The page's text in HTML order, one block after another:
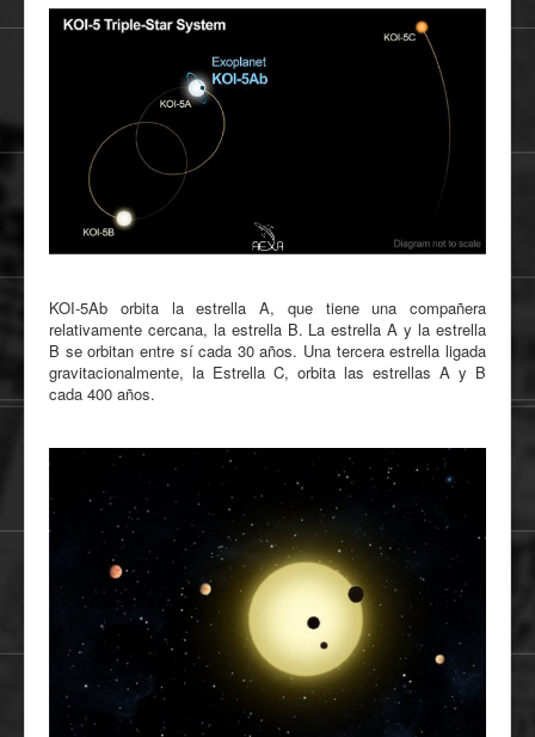
KOI-5Ab orbita la estrella A, que tiene una compañera
relativamente cercana, la estrella B. La estrella A y la estrella
B se orbitan entre sí cada 30 años. Una tercera estrella ligada
gravitacionalmente, la Estrella C, orbita las estrellas A y B
cada 400 años.